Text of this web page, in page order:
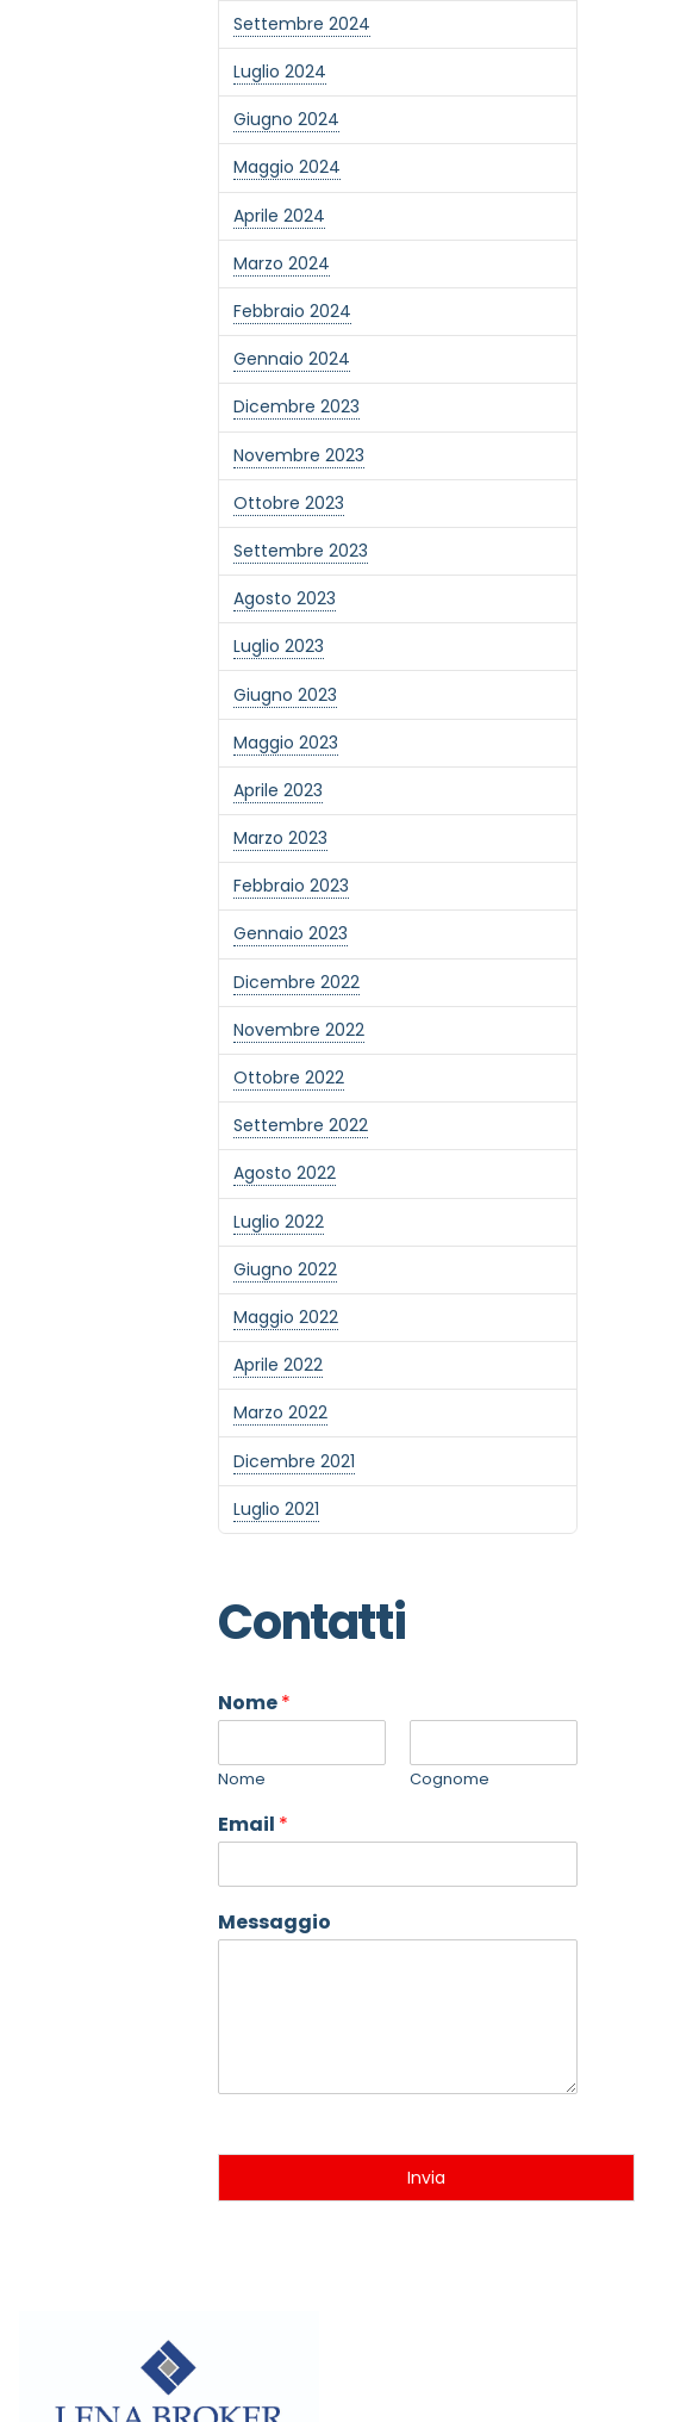
Settembre 2024
Luglio 2024
Giugno 2024
Maggio 2024
Aprile 2024
Marzo 2024
Febbraio 2024
Gennaio 2024
Dicembre 2023
Novembre 2023
Ottobre 2023
Settembre 2023
Agosto 2023
Luglio 2023
Giugno 2023
Maggio 2023
Aprile 2023
Marzo 2023
Febbraio 2023
Gennaio 2023
Dicembre 2022
Novembre 2022
Ottobre 2022
Settembre 2022
Agosto 2022
Luglio 2022
Giugno 2022
Maggio 2022
Aprile 2022
Marzo 2022
Dicembre 2021
Luglio 2021
Contatti
Nome*
Nome Cognome
Email *
Messaggio
Invia
l'iscrizione alla newsletter